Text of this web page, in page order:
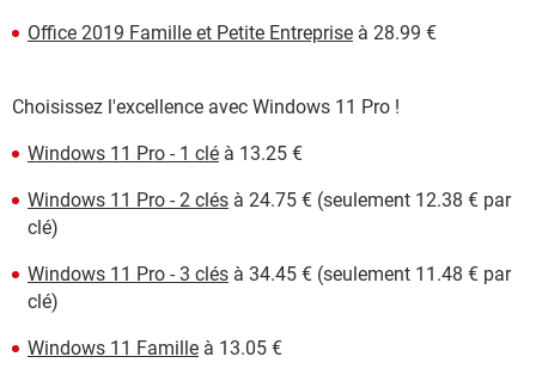
Office 2019 Famille et Petite Entreprise à 28.99 €
Choisissez l'excellence avec Windows 11 Pro !
Windows 11 Pro - 1 clé à 13.25 €
Windows 11 Pro - 2 clés à 24.75 € (seulement 12.38 € par
clé)
Windows 11 Pro - 3 clés à 34.45 € (seulement 11.48 € par
clé)
Windows 11 Famille à 13.05 €